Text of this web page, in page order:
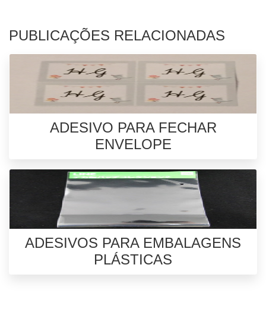
PUBLICAÇÕES RELACIONADAS
ADESIVO PARA FECHAR
ENVELOPE
ADESIVOS PARA EMBALAGENS
PLÁSTICAS